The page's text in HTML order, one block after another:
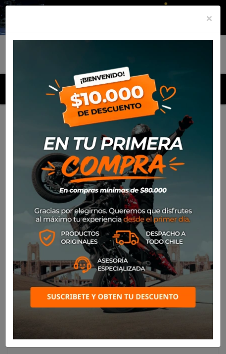
MENU
Productos
Mica Nolan N60.5/64/63/62 (Azul) NFS-
×